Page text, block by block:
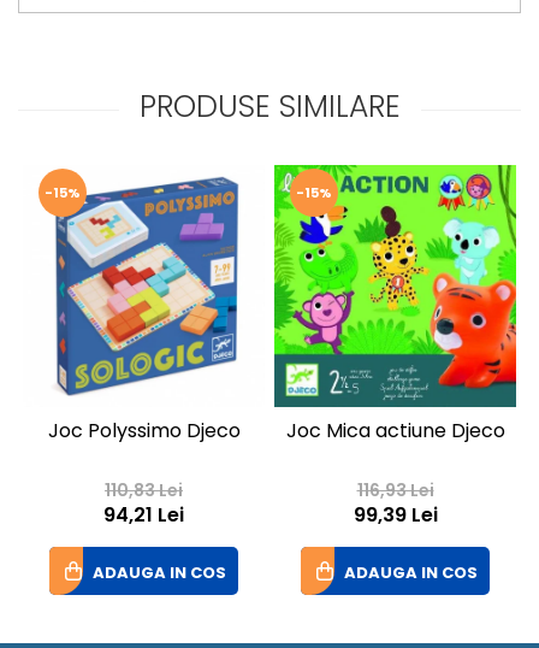
PRODUSE SIMILARE
-15%
Joc Polyssimo Djeco
110,83 Lei
94,21 Lei
ADAUGA IN COS
-15%
Joc Mica actiune Djeco
116,93 Lei
99,39 Lei
ADAUGA IN COS